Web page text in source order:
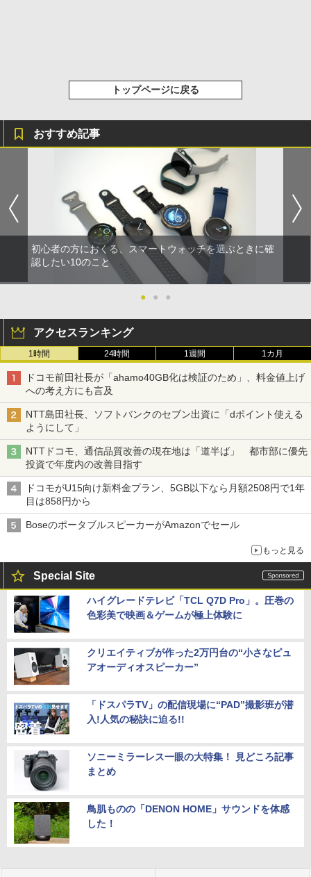
トップページに戻る
おすすめ記事
初心者の方におくる、スマートウォッチを選ぶときに確
認したい10のこと
● ● ●
アクセスランキング
1時間 24時間 1週間 1カ月
ドコモ前田社長が「ahamo40GB化は検証のため」、料金値上げ
への考え方にも言及
NTT島田社長、ソフトバンクのセブン出資に「dポイント使える
ようにして」
NTTドコモ、通信品質改善の現在地は「道半ば」 都市部に優先
投資で年度内の改善目指す
ドコモがU15向け新料金プラン、5GB以下なら月額2508円で1年
目は858円から
BoseのポータブルスピーカーがAmazonでセール
もっと見る
Special Site
ハイグレードテレビ「TCL Q7D Pro」。圧巻の
色彩美で映画＆ゲームが極上体験に
クリエイティブが作った2万円台の“小さなピュ
アオーディオスピーカー”
「ドスパラTV」の配信現場に“PAD”撮影班が潜
入!人気の秘訣に迫る!!
ソニーミラーレス一眼の大特集！ 見どころ記事
まとめ
鳥肌ものの「DENON HOME」サウンドを体感
した！